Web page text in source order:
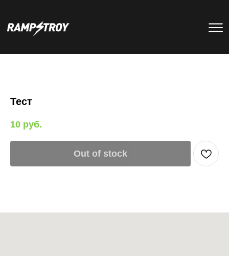
Тест
10 руб.
Out of stock